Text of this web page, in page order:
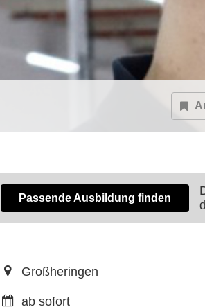
Passende Ausbildung finden
Großheringen
ab sofort